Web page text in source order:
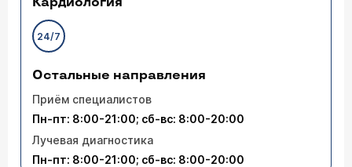
24/7
Остальные направления
Приём специалистов
Пн-пт: 8:00-21:00; сб-вс: 8:00-20:00
Лучевая диагностика
Пн-пт: 8:00-21:00; сб-вс: 8:00-20:00